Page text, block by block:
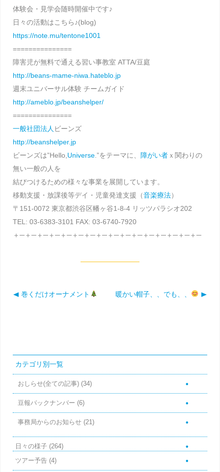
体験会・見学会随時開催中です♪
日々の活動はこちら♪(blog)
https://note.mu/tentone1001
===============
障害児が無料で通える習い事教室 ATTA/豆庭
http://beans-mame-niwa.hateblo.jp
週末ユニバーサル体験 チームガイド
http://ameblo.jp/beanshelper/
===============
一般社団法人 ビーンズ
http://beanshelper.jp
ビーンズは”Hello, Universe .”をテーマに、 障がい者 ｘ関わりの
無い一般の人を
結びつけるための様々な事業を展開しています。
移動支援・放課後等デイ・児童発達支援（音楽療法）
〒151-0072 東京都渋谷区幡ヶ谷1-8-4 リッツパラシオ202
TEL: 03-6383-3101 FAX: 03-6740-7920
＋─＋─＋─＋─＋─＋─＋─＋─＋─＋─＋─＋─＋─＋─＋─＋─
投稿ナビゲーション
巻くだけオーナメント 暖かい帽子、、でも、、
カテゴリ別一覧
おしらせ(全ての記事) (34)
豆報バックナンバー (6)
事務局からのお知らせ (21)
日々の様子 (264)
ツアー予告 (4)